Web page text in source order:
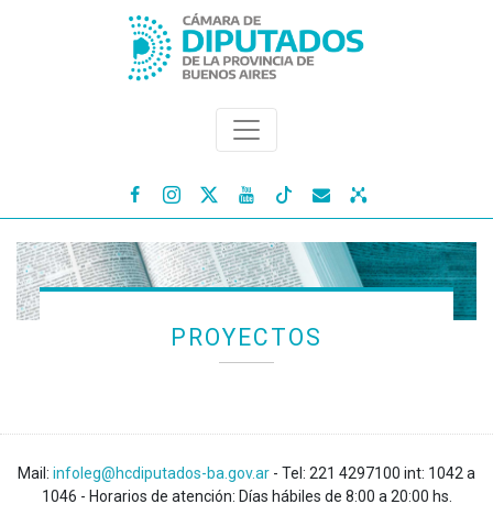
   
PROYECTOS
Mail: infoleg@hcdiputados-ba.gov.ar - Tel: 221 4297100 int: 1042 a
1046 - Horarios de atención: Días hábiles de 8:00 a 20:00 hs.